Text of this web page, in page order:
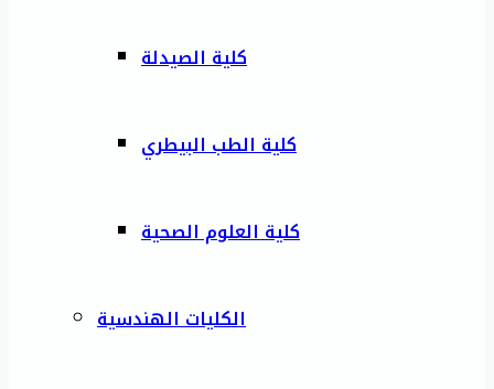
كلية الصيدلة
كلية الطب البيطري
كلية العلوم الصحية
الكليات الهندسية